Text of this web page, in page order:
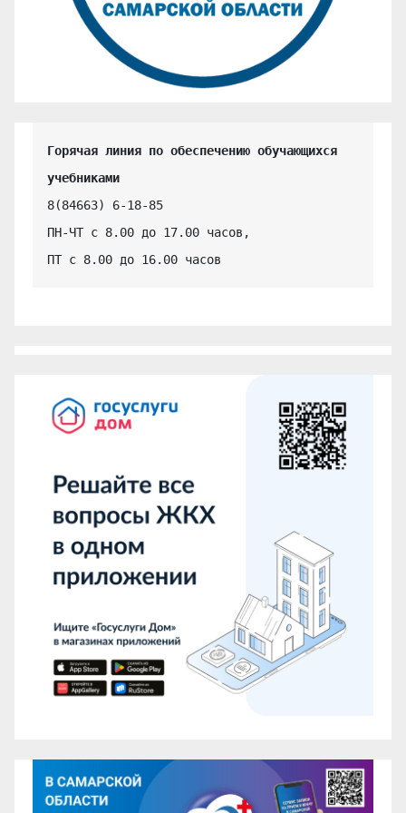
Горячая линия по обеспечению обучающихся
учебниками
8(84663) 6-18-85
ПН-ЧТ с 8.00 до 17.00 часов,
ПТ с 8.00 до 16.00 часов